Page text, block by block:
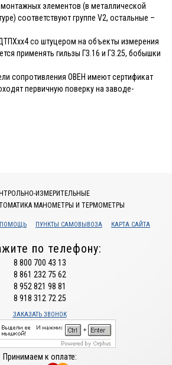
элементов (в металлической
соответствуют группе V2, остальные –
со штуцером на объекты измерения
применять гильзы ГЗ.16 и ГЗ.25, бобышки
сопротивления ОВЕН имеют сертификат
первичную поверку на заводе-
ИЗМЕРИТЕЛЬНЫЕ
МАНОМЕТРЫ И ТЕРМОМЕТРЫ
ПОМОЩЬ ПУНКТЫ САМОВЫВОЗА КАРТА САЙТА
по телефону:
8 800 700 43 13
8 861 232 75 62
8 952 821 98 81
8 918 312 72 25
ЗАКАЗАТЬ ЗВОНОК
Принимаем к оплате: